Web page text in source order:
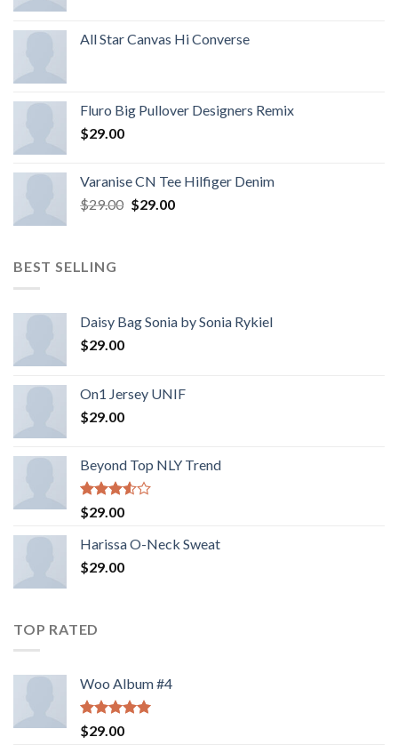
All Star Canvas Hi Converse
Fluro Big Pullover Designers Remix
$29.00
Varanise CN Tee Hilfiger Denim
$29.00 $29.00
BEST SELLING
Daisy Bag Sonia by Sonia Rykiel
$29.00
On1 Jersey UNIF
$29.00
Beyond Top NLY Trend
Rated
3.50
of 5
$29.00
Harissa O-Neck Sweat
$29.00
TOP RATED
Woo Album #4
Rated5.00
out of 5
$29.00